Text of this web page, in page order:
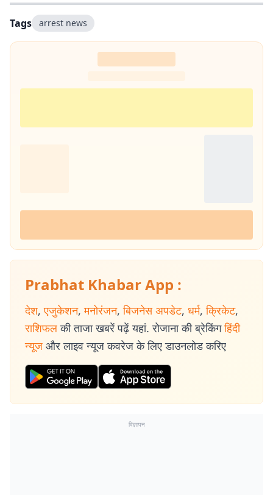
Tags arrest news
Prabhat Khabar App :
देश, एजुकेशन, मनोरंजन, बिजनेस अपडेट, धर्म, क्रिकेट,
राशिफल की ताजा खबरें पढ़ें यहां. रोजाना की ब्रेकिंग हिंदी
न्यूज और लाइव न्यूज कवरेज के लिए डाउनलोड करिए
विज्ञापन